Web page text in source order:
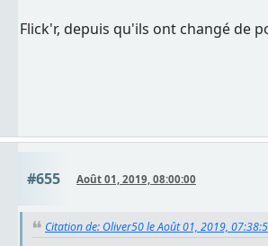
Flick'r, depuis qu'ils ont changé de
#655 Août 01, 2019, 08:00:00
Citation de: Oliver50 le Août 01, 2019,